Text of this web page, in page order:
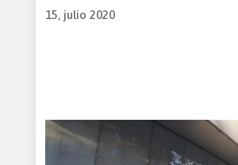
15, julio 2020